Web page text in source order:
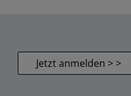
Jetzt anmelden > >